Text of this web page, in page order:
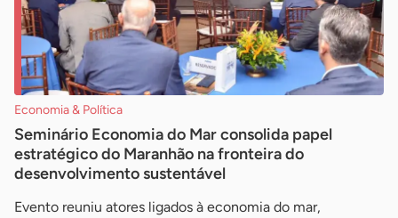
Economia & Política
Seminário Economia do Mar consolida papel
estratégico do Maranhão na fronteira do
desenvolvimento sustentável
Evento reuniu atores ligados à economia do mar,